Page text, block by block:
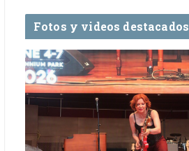
Fotos y videos destacados